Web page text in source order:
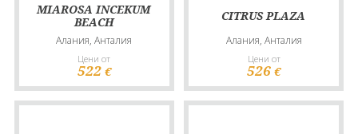
MIAROSA INCEKUM
BEACH
Алания, Анталия
Цени от
522 €
CITRUS PLAZA
Алания, Анталия
Цени от
526 €